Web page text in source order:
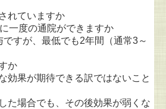
れていますか
一度の通院ができますか
すが、最低でも2年間（通常3～
か
効果が期待できる訳ではないこと
た場合でも、その後効果が弱くな